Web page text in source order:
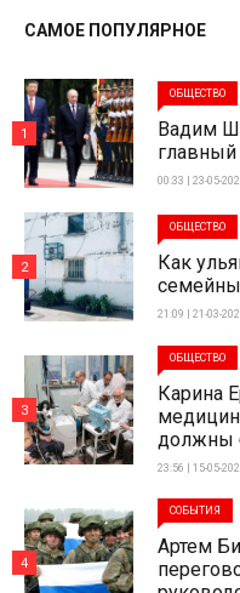
САМОЕ ПОПУЛЯРНОЕ
ОБЩЕСТВО
Вадим
00:33 | 23-05-
1
ОБЩЕСТВО
Как
21:09 | 21-03-
2
ОБЩЕСТВО
Карина
должны
23:56 | 15-05-
3
СОБЫТИЯ
Артем
4